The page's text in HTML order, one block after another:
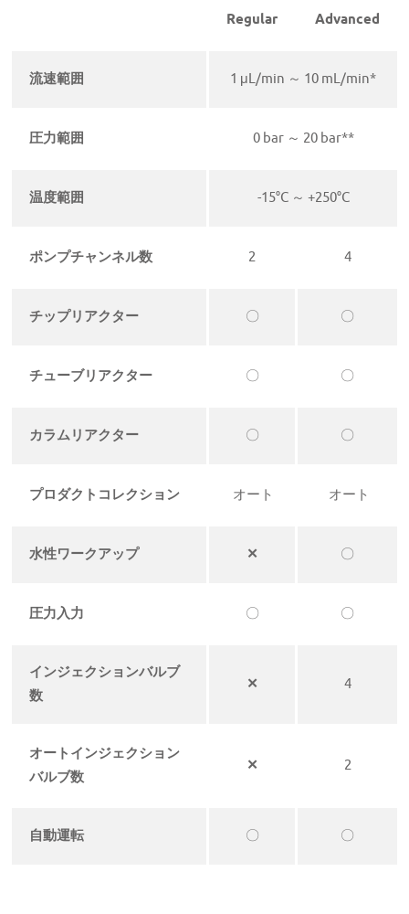
Regular Advanced
流速範囲 1 μL/min ～ 10 mL/min*
圧力範囲 0 bar ～ 20 bar**
温度範囲 -15°C ～ +250°C
ポンプチャンネル数 2 4
チップリアクター 〇 〇
チューブリアクター 〇 〇
カラムリアクター 〇 〇
プロダクトコレクション オート オート
水性ワークアップ ✕ 〇
圧力入力 〇 〇
インジェクションバルブ
数
✕ 4
オートインジェクション
バルブ数
✕ 2
自動運転 〇 〇